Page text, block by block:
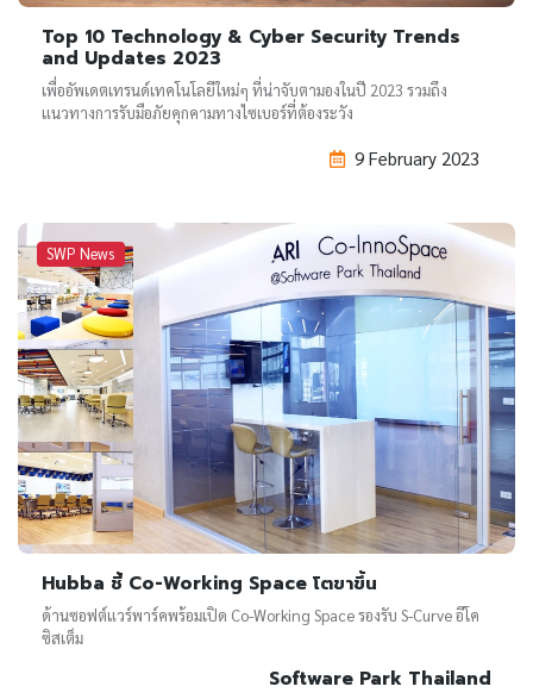
Top 10 Technology & Cyber Security Trends
and Updates 2023
เพื่ออัพเดตเทรนด์เทคโนโลยีใหม่ๆ ที่น่าจับตามองในปี 2023 รวมถึง
แนวทางการรับมือภัยคุกคามทางไซเบอร์ที่ต้องระวัง
9 February 2023
SWP News
Hubba ชี้ Co-Working Space โตขาขึ้น
ด้านซอฟต์แวร์พาร์คพร้อมเปิด Co-Working Space รองรับ S-Curve อีโค
ซิสเต็ม
Software Park Thailand